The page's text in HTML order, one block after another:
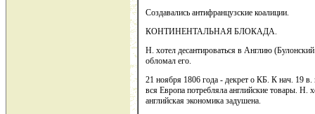
Создавались антифранцузские коалиции.
КОНТИНЕНТАЛЬНАЯ БЛОКАДА.
Н. хотел десантироваться в Англию
обломал его.
21 ноября 1806 года - декрет о КБ. К нач. 19
вся Европа потребляла английские товары.
английская экономика задушена.